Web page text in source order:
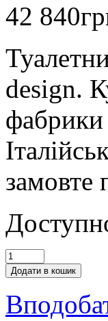
42 840
design.
фабрики
замовте
Додати в кошик